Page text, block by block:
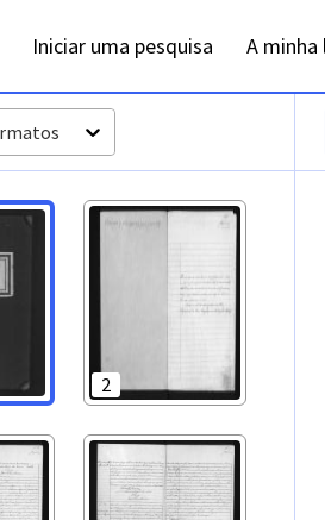
Iniciar uma pesquisa A minha
2